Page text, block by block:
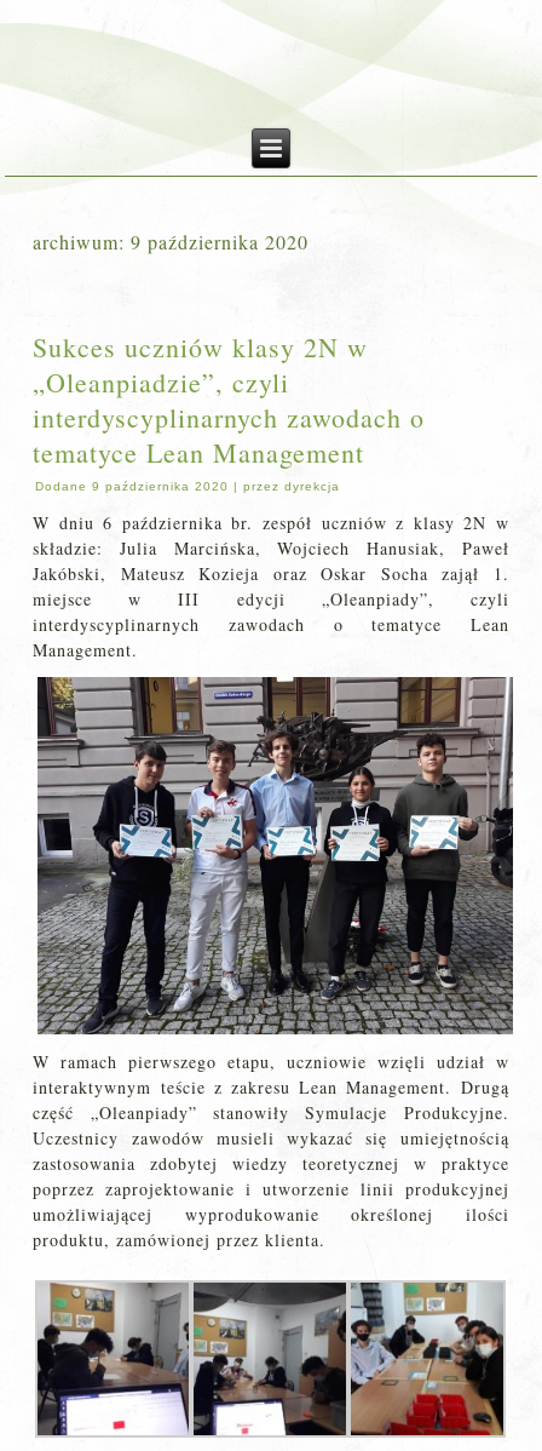
archiwum:9 października 2020
Sukces uczniów klasy 2N w
„Oleanpiadzie”, czyli
interdyscyplinarnych zawodach o
tematyce Lean Management
Dodane 9 października 2020 |przez dyrekcja
W dniu 6 października br. zespół uczniów z klasy 2N w
składzie: Julia Marcińska, Wojciech Hanusiak, Paweł
Jakóbski, Mateusz Kozieja oraz Oskar Socha zajął 1.
miejsce w III edycji „Oleanpiady”, czyli
interdyscyplinarnych zawodach o tematyce Lean
Management.
W ramach pierwszego etapu, uczniowie wzięli udział w
interaktywnym teście z zakresu Lean Management. Drugą
część „Oleanpiady” stanowiły Symulacje Produkcyjne.
Uczestnicy zawodów musieli wykazać się umiejętnością
zastosowania zdobytej wiedzy teoretycznej w praktyce
poprzez zaprojektowanie i utworzenie linii produkcyjnej
umożliwiającej wyprodukowanie określonej ilości
produktu, zamówionej przez klienta.